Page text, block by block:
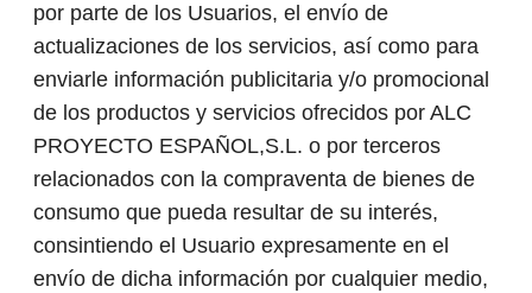
por parte de los Usuarios, el envío de
actualizaciones de los servicios, así como para
enviarle información publicitaria y/o promocional
de los productos y servicios ofrecidos por ALC
PROYECTO ESPAÑOL,S.L. o por terceros
relacionados con la compraventa de bienes de
consumo que pueda resultar de su interés,
consintiendo el Usuario expresamente en el
envío de dicha información por cualquier medio,